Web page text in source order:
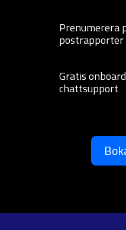
Prenumerera
postrapporter
Gratis
chattsupport